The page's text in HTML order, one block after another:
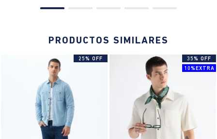
PRODUCTOS SIMILARES
25% OFF
35% OFF
10%EXTRA